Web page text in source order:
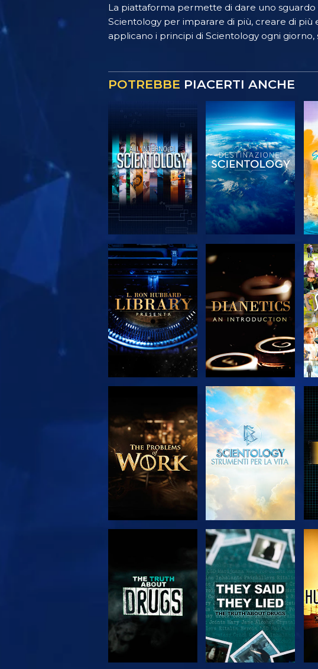
La piattaforma permette di dare uno
Scientology per imparare di più, creare di
applicano i principi di Scientology ogni giorno,
POTREBBE PIACERTI ANCHE
ESPLORA LE
SERIE
ESPLORA LE
SERIE
ESPLORA LE
SERIE
GUARDA
GUARDA